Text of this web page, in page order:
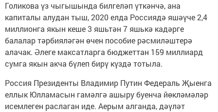
Голикова үз чыгышында билгеләп үткәнчә, ана
капиталы алудан тыш, 2020 елда Россиядә яшәүче 2,4
миллионга якын кеше 3 яшьтән 7 яшькә кадәрге
балалар тәрбияләгән өчен пособие рәсмиләштерә
алачак. Әлеге максатларга бюджеттан 159 миллиард
сумга якын акча бүлеп бирү күздә тотыла.
Россия Президенты Владимир Путин Федераль Җыенга
еллык Юлламасын гамәлгә ашыру буенча йөкләмәләр
исемлеген раслаган иде. Аерым алганда, дәүләт